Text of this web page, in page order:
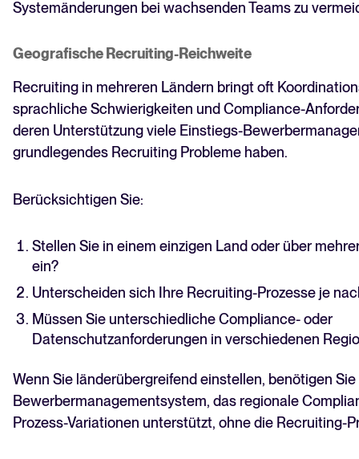
Systemänderungen bei wachsenden Teams zu
Geografische Recruiting-Reichweite
Recruiting in mehreren Ländern bringt oft
sprachliche Schwierigkeiten und Compliance-
deren Unterstützung viele Einstiegs-
grundlegendes Recruiting Probleme haben.
Berücksichtigen Sie:
Stellen Sie in einem einzigen Land oder über
ein?
Unterscheiden sich Ihre Recruiting-Prozesse je
Müssen Sie unterschiedliche Compliance- oder
Datenschutzanforderungen in verschiedenen
Wenn Sie länderübergreifend einstellen, benötigen Sie
Bewerbermanagementsystem, das regionale
Prozess-Variationen unterstützt, ohne die Recruiting-